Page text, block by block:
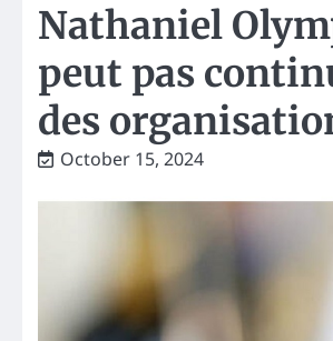
Nathaniel
peut pas
des
October 15, 2024